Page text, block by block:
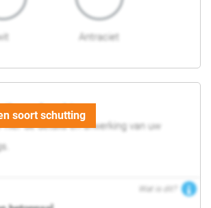
Antraciet
en afwerking
hier de details en afwerking van uw
Wat is dit?